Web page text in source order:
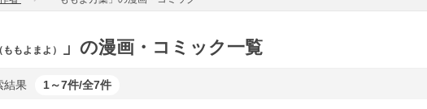
（ももよまよ） 」の漫画・コミック一覧
結果 1～7件/全7件